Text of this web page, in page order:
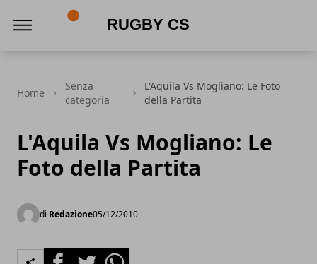
Home
Senza
categoria
L'Aquila Vs Mogliano: Le Foto
della Partita
L'Aquila Vs Mogliano: Le
Foto della Partita
di Redazione05/12/2010
FacebookTwitterWhatsapp